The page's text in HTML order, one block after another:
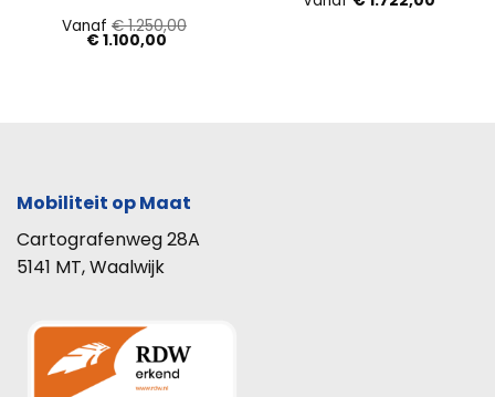
Vanaf €1.250,00
Oorspronkelijke
€1.100,00
Mobiliteit op Maat
Cartografenweg 28A
5141 MT, Waalwijk